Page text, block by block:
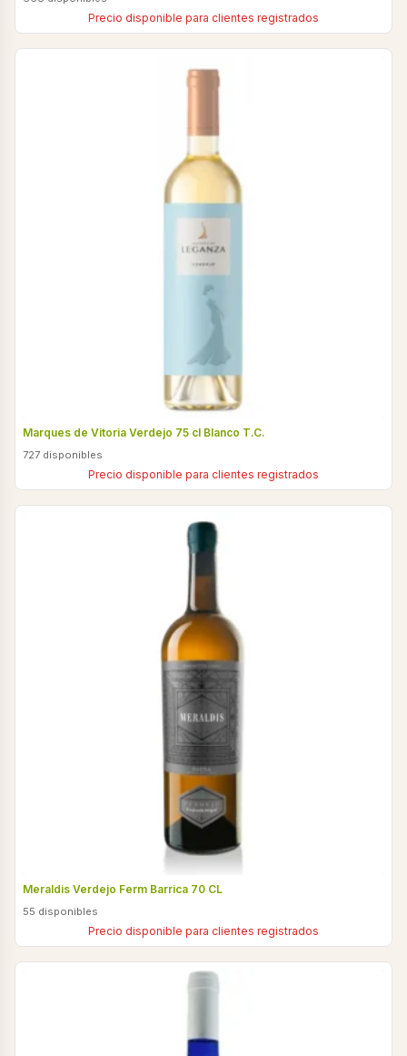
Precio disponible para clientes registrados
Marques de Vitoria Verdejo 75 cl Blanco T.C.
727 disponibles
Precio disponible para clientes registrados
Meraldis Verdejo Ferm Barrica 70 CL
55 disponibles
Precio disponible para clientes registrados